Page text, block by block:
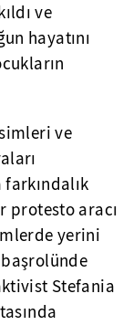
ve
hayatını
ve
protesto aracı
yerini
başrolünde
Stefania